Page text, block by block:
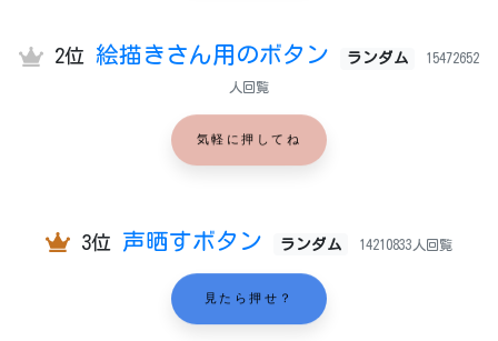
2位 絵描きさん用のボタン ランダム 15472652
人回覧
気軽に押してね
3位 声晒すボタン ランダム 14210833人回覧
見たら押せ？